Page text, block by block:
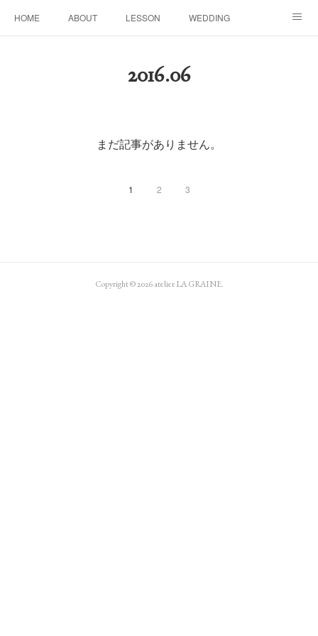
HOME ABOUT LESSON WEDDING
2016.06
まだ記事がありません。
1 2 3
Copyright ©2026atelier LA GRAINE.